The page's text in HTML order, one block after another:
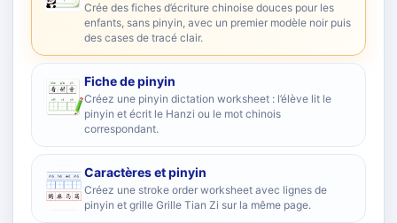
Crée des fiches d’écriture chinoise douces pour les
enfants, sans pinyin, avec un premier modèle noir puis
des cases de tracé clair.
Fiche de pinyin
Créez une pinyin dictation worksheet : l’élève lit le
pinyin et écrit le Hanzi ou le mot chinois
correspondant.
Caractères et pinyin
Créez une stroke order worksheet avec lignes de
pinyin et grille Grille Tian Zi sur la même page.